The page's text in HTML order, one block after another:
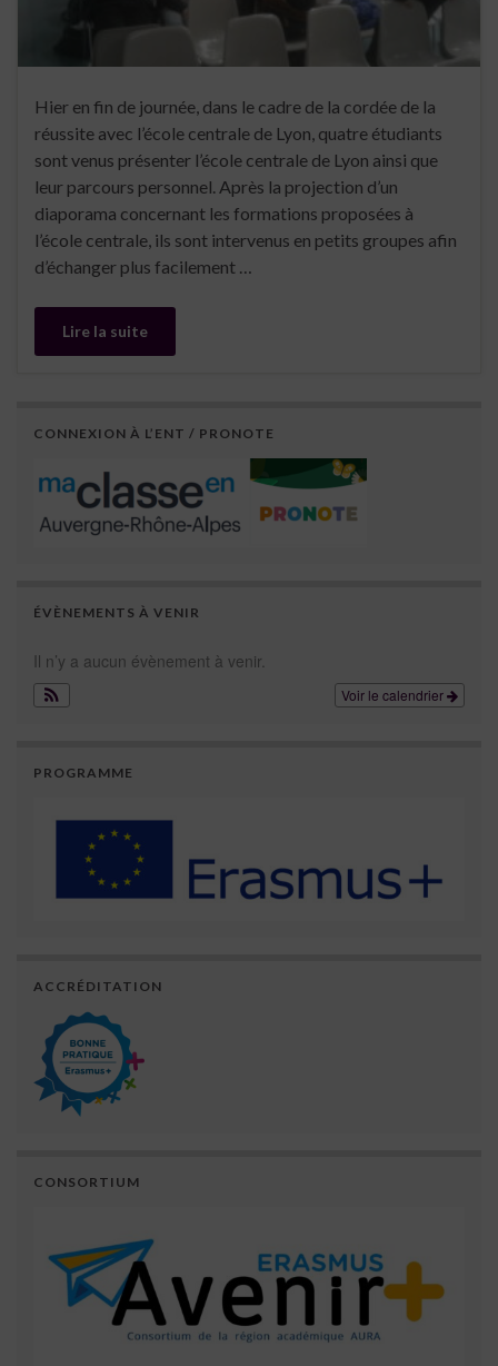
Hier en fin de journée, dans le cadre de la cordée de la
réussite avec l’école centrale de Lyon, quatre étudiants
sont venus présenter l’école centrale de Lyon ainsi que
leur parcours personnel. Après la projection d’un
diaporama concernant les formations proposées à
l’école centrale, ils sont intervenus en petits groupes afin
d’échanger plus facilement …
Lire la suite
CONNEXION À L’ENT / PRONOTE
ÉVÈNEMENTS À VENIR
Il n’y a aucun évènement à venir.
Voir le calendrier
PROGRAMME
ACCRÉDITATION
CONSORTIUM